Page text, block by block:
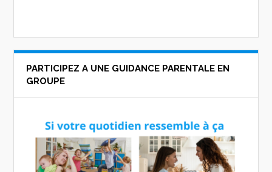
PARTICIPEZ A UNE GUIDANCE PARENTALE EN
GROUPE